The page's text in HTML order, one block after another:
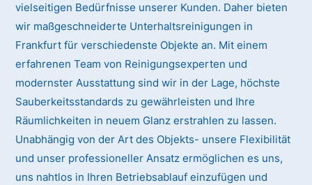
vielseitigen Bedürfnisse unserer Kunden. Daher bieten
wir maßgeschneiderte Unterhaltsreinigungen in
Frankfurt für verschiedenste Objekte an. Mit einem
erfahrenen Team von Reinigungsexperten und
modernster Ausstattung sind wir in der Lage, höchste
Sauberkeitsstandards zu gewährleisten und Ihre
Räumlichkeiten in neuem Glanz erstrahlen zu lassen.
Unabhängig von der Art des Objekts- unsere Flexibilität
und unser professioneller Ansatz ermöglichen es uns,
uns nahtlos in Ihren Betriebsablauf einzufügen und